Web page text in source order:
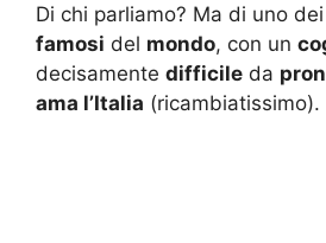
Di chi parliamo? Ma di uno dei
famosi del mondo, con un
decisamente difficile da
ama l’Italia (ricambiatissimo).